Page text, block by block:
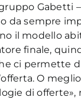
Gabetti
da sempre
il modello
finale,
ci permette
O
di offerte»,